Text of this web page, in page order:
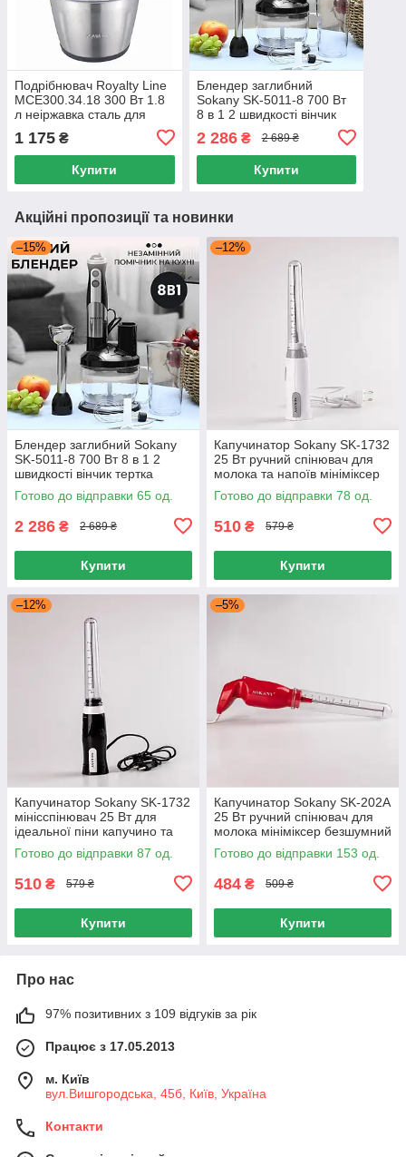
Подрібнювач Royalty Line
MCE300.34.18 300 Вт 1.8
л неіржавка сталь для
1 175 ₴
Купити
Блендер заглибний
Sokany SK-5011-8 700 Вт
8 в 1 2 швидкості вінчик
2 286₴ 2 689 ₴
Купити
Акційні пропозиції та новинки
–15%
Блендер заглибний Sokany
SK-5011-8 700 Вт 8 в 1 2
швидкості вінчик тертка
соковичавниця
Готово до відправки 65 од.
2 286 ₴ 2 689 ₴
Купити
–12%
Капучинатор Sokany SK-1732
25 Вт ручний спінювач для
молока та напоїв мініміксер
безшумний
Готово до відправки 78 од.
510 ₴ 579 ₴
Купити
–12%
Капучинатор Sokany SK-1732
мінісспінювач 25 Вт для
ідеальної піни капучино та
гарячого шоколаду
Готово до відправки 87 од.
510 ₴ 579 ₴
Купити
–5%
Капучинатор Sokany SK-202A
25 Вт ручний спінювач для
молока мініміксер безшумний
80 мл
Готово до відправки 153 од.
484 ₴ 509 ₴
Купити
Про нас
97% позитивних з 109 відгуків за рік
Працює з 17.05.2013
м. Київ
вул.Вишгородська, 45б, Київ, Україна
Контакти